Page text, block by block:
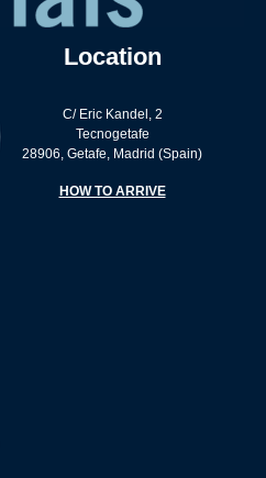
Location
C/ Eric Kandel, 2
Tecnogetafe
28906, Getafe, Madrid (Spain)
HOW TO ARRIVE